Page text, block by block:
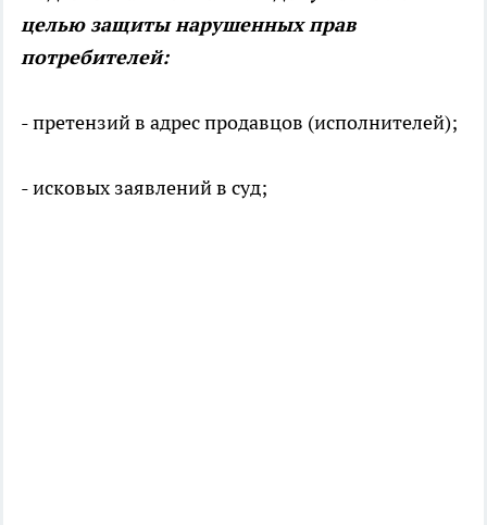
целью защиты нарушенных прав
потребителей:
- претензий в адрес продавцов (исполнителей);
- исковых заявлений в суд;